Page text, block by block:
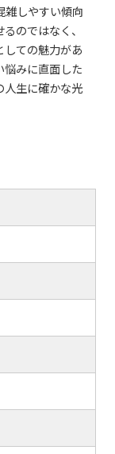
雑しやすい傾向
のではなく、
ての魅力があ
悩みに直面した
人生に確かな光